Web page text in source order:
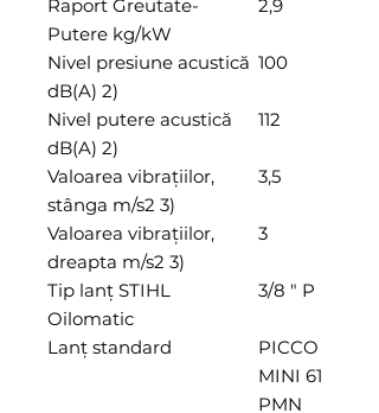
Raport Greutate-
Putere kg/kW
2,9
Nivel presiune acustică
dB(A) 2)
100
Nivel putere acustică
dB(A) 2)
112
Valoarea vibrațiilor,
stânga m/s2 3)
3,5
Valoarea vibrațiilor,
dreapta m/s2 3)
3
Tip lanţ STIHL
Oilomatic
3/8 " P
Lanţ standard
PICCO
MINI 61
PMN